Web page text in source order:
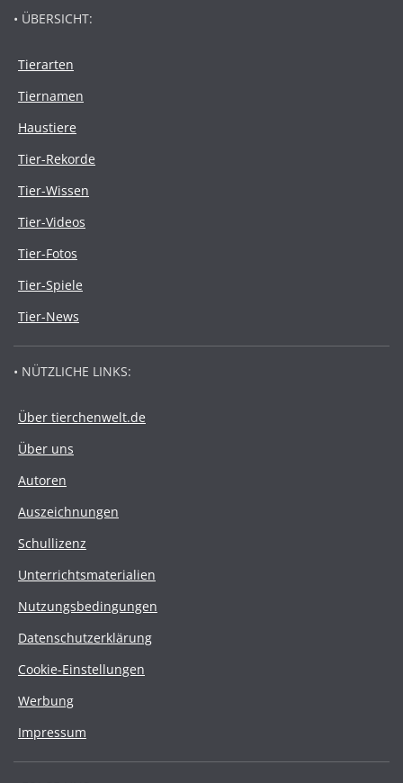
• ÜBERSICHT:
Tierarten
Tiernamen
Haustiere
Tier-Rekorde
Tier-Wissen
Tier-Videos
Tier-Fotos
Tier-Spiele
Tier-News
• NÜTZLICHE LINKS:
Über tierchenwelt.de
Über uns
Autoren
Auszeichnungen
Schullizenz
Unterrichtsmaterialien
Nutzungsbedingungen
Datenschutzerklärung
Cookie-Einstellungen
Werbung
Impressum